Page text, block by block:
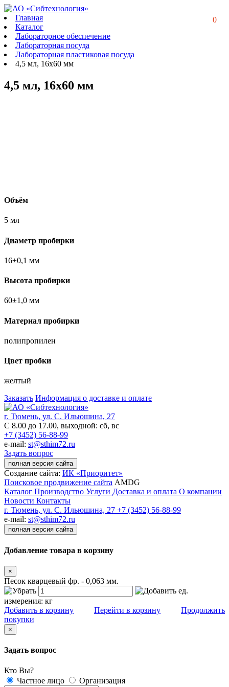
0
Главная
Каталог
Лабораторное обеспечение
Лабораторная посуда
Лабораторная пластиковая посуда
4,5 мл, 16x60 мм
4,5 мл, 16x60 мм
Объём
5 мл
Диаметр пробирки
16±0,1 мм
Высота пробирки
60±1,0 мм
Материал пробирки
полипропилен
Цвет пробки
желтый
Заказать Информация о доставке и оплате
г. Тюмень, ул. С. Ильюшина, 27
С 8.00 до 17.00, выходной: сб, вс
+7 (3452) 56-88-99
e-mail: st@sthim72.ru
Задать вопрос
полная версия сайта
Создание сайта: ИК «Приоритет»
Поисковое продвижение сайта AMDG
Каталог Производство Услуги Доставка и оплата О компании
Новости Контакты
г. Тюмень, ул. С. Ильюшина, 27 +7 (3452) 56-88-99
e-mail: st@sthim72.ru
полная версия сайта
Добавление товара в корзину
×
Песок кварцевый фр. - 0,063 мм.
ед.
измерения: кг
Добавить в корзину
Перейти в корзину
Продолжить
покупки
×
Задать вопрос
Кто Вы?
Частное лицо
Организация